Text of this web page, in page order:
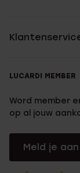
LUCARDI MEMBER
Word member
op al jouw
Meld je aan